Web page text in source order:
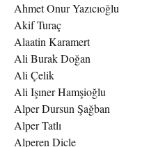
Ahmet Onur Yazıcıoğlu
Akif Turaç
Alaatin Karamert
Ali Burak Doğan
Ali Çelik
Ali Işıner Hamşioğlu
Alper Dursun Şağban
Alper Tatlı
Alperen Dicle